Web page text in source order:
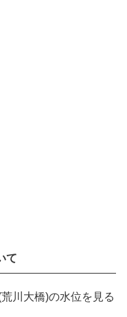
て
川大橋)の水位を見る